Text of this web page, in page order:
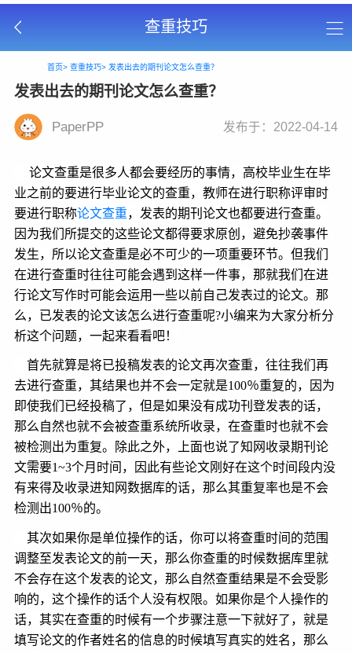
查重技巧
首页> 查重技巧> 发表出去的期刊论文怎么查重？
发表出去的期刊论文怎么查重？
PaperPP 发布于：2022-04-14
论文查重是很多人都会要经历的事情，高校毕业生在毕
业之前的要进行毕业论文的查重，教师在进行职称评审时
要进行职称论文查重，发表的期刊论文也都要进行查重。
因为我们所提交的这些论文都得要求原创，避免抄袭事件
发生，所以论文查重是必不可少的一项重要环节。但我们
在进行查重时往往可能会遇到这样一件事，那就我们在进
行论文写作时可能会运用一些以前自己发表过的论文。那
么，已发表的论文该怎么进行查重呢?小编来为大家分析分
析这个问题，一起来看看吧！
首先就算是将已投稿发表的论文再次查重，往往我们再
去进行查重，其结果也并不会一定就是100％重复的，因为
即使我们已经投稿了，但是如果没有成功刊登发表的话，
那么自然也就不会被查重系统所收录，在查重时也就不会
被检测出为重复。除此之外，上面也说了知网收录期刊论
文需要1~3个月时间，因此有些论文刚好在这个时间段内没
有来得及收录进知网数据库的话，那么其重复率也是不会
检测出100％的。
其次如果你是单位操作的话，你可以将查重时间的范围
调整至发表论文的前一天，那么你查重的时候数据库里就
不会存在这个发表的论文，那么自然查重结果是不会受影
响的，这个操作的话个人没有权限。 如果你是个人操作的
话，其实在查重的时候有一个步骤注意一下就好了，就是
填写论文的作者姓名的信息的时候填写真实的姓名，那么